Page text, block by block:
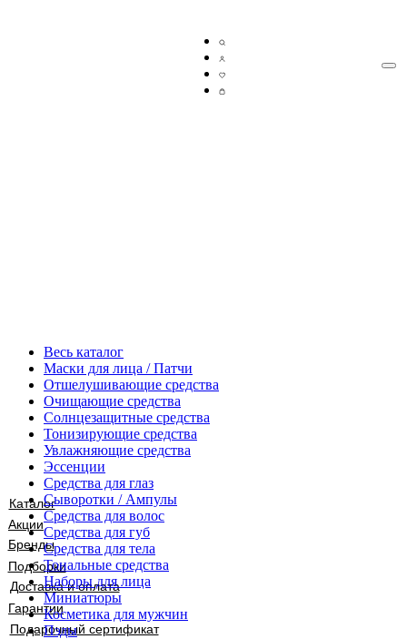
Каталог
Акции
Бренды
Подборки
Доставка и оплата
Гарантии
Подарочный сертификат
Весь каталог
Маски для лица / Патчи
Отшелушивающие средства
Очищающие средства
Солнцезащитные средства
Тонизирующие средства
Увлажняющие средства
Эссенции
Средства для глаз
Сыворотки / Ампулы
Средства для волос
Средства для губ
Средства для тела
Тональные средства
Наборы для лица
Миниатюры
Косметика для мужчин
Пэды